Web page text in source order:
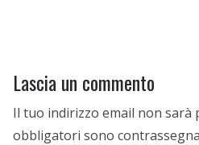
Lascia un commento
Il tuo indirizzo email non sarà
obbligatori sono